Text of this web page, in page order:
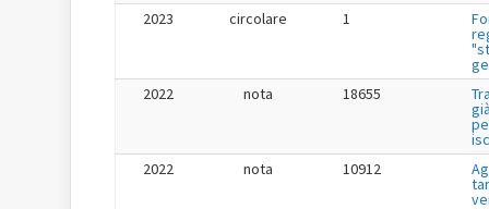
2023
circolare 1
2022
nota 18655
2022
nota 10912